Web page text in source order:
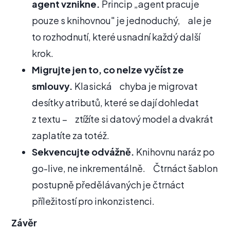
agent vznikne. Princip „agent pracuje
pouze s knihovnou" je jednoduchý, ale je
to rozhodnutí, které usnadní každý další
krok.
Migrujte jen to, co nelze vyčíst ze
smlouvy. Klasická chyba je migrovat
desítky atributů, které se dají dohledat
z textu – ztížíte si datový model a dvakrát
zaplatíte za totéž.
Sekvencujte odvážně. Knihovnu naráz po
go-live, ne inkrementálně. Čtrnáct šablon
postupně předělávaných je čtrnáct
příležitostí pro inkonzistenci.
Závěr